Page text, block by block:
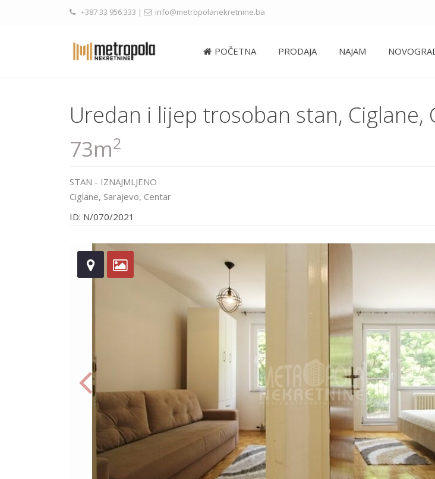
+387 33 956 333 | info@metropolanekretnine.ba
POČETNA PRODAJA NAJAM
Uredan i lijep trosoban stan, Ciglane,
73m2
STAN - IZNAJMLJENO
Ciglane, Sarajevo, Centar
ID: N/070/2021